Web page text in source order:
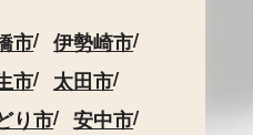
市
伊勢崎市
市
太田市
り市
安中市